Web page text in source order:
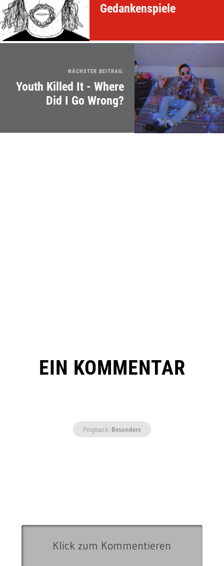
Gedankenspiele
NÄCHSTER BEITRAG:
Youth Killed It - Where
Did I Go Wrong?
EIN KOMMENTAR
Pingback: Besonders